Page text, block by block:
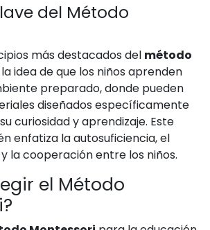
del Método
más destacados del método
idea de que los niños aprenden
preparado, donde pueden
diseñados específicamente
curiosidad y aprendizaje. Este
enfatiza la autosuficiencia, el
la cooperación entre los niños.
el Método